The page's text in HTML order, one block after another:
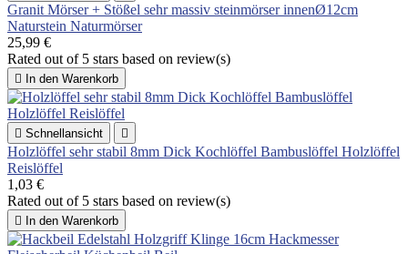
Granit Mörser + Stößel sehr massiv steinmörser innenØ12cm
Naturstein Naturmörser
25,99 €
Rated out of 5 stars based on review(s)
 In den Warenkorb
 Schnellansicht 
Holzlöffel sehr stabil 8mm Dick Kochlöffel Bambuslöffel Holzlöffel
Reislöffel
1,03 €
Rated out of 5 stars based on review(s)
 In den Warenkorb